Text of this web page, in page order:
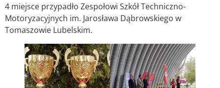
4 miejsce przypadło Zespołowi Szkół Techniczno-
Motoryzacyjnych im. Jarosława Dąbrowskiego w
Tomaszowie Lubelskim.